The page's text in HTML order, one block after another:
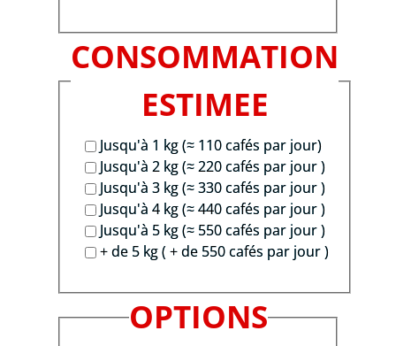
CONSOMMATION
ESTIMEE
Jusqu'à 1 kg (≈ 110 cafés par jour)
Jusqu'à 2 kg (≈ 220 cafés par jour )
Jusqu'à 3 kg (≈ 330 cafés par jour )
Jusqu'à 4 kg (≈ 440 cafés par jour )
Jusqu'à 5 kg (≈ 550 cafés par jour )
+ de 5 kg ( + de 550 cafés par jour )
OPTIONS